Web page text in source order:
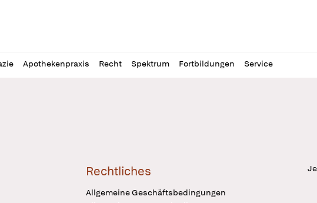
Apothekenpraxis Recht Spektrum Fortbildungen Service
Logo
Rechtliches
Allgemeine Geschäftsbedingungen